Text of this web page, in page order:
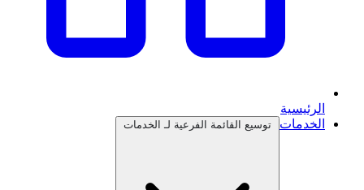
الرئيسية
الخدمات
توسيع القائمة الفرعية لـ الخدمات